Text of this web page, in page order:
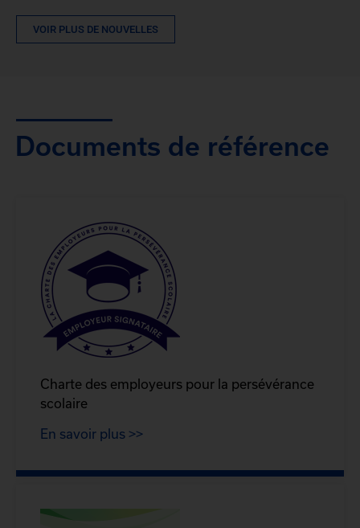
VOIR PLUS DE NOUVELLES
Documents de référence
Charte des employeurs pour la persévérance
scolaire
En savoir plus >>